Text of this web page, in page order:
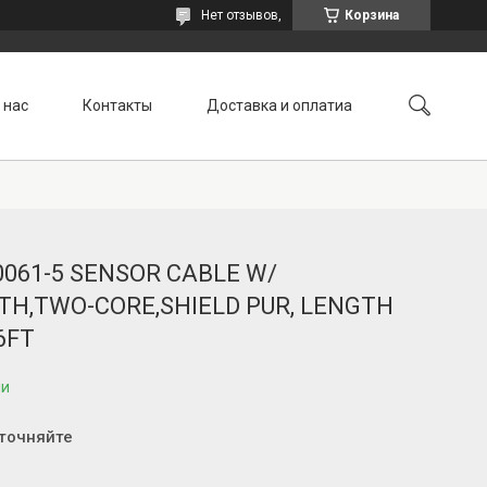
Корзина
Нет отзывов,
Контакты Доставка и оплатиа
5 SENSOR CABLE W/
CORE,SHIELD PUR, LENGTH